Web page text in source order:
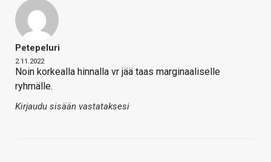
Petepeluri
2.11.2022
Noin korkealla hinnalla vr jää taas marginaaliselle
ryhmälle.
Kirjaudu sisään vastataksesi